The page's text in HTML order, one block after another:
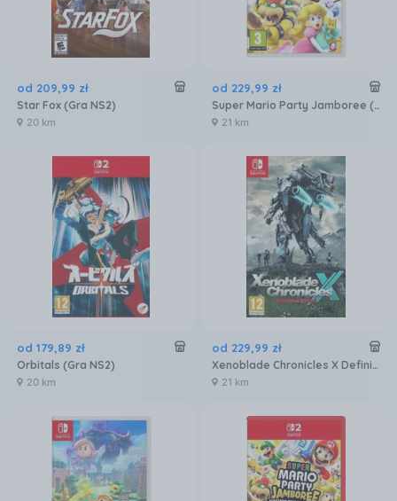
od 209,99 zł
Star Fox (Gra NS2)
20 km
od 229,99 zł
Super Mario Party Jamboree (Gra NS)
21 km
od 179,89 zł
Orbitals (Gra NS2)
20 km
od 229,99 zł
Xenoblade Chronicles X Definitive Edition (Gra NS)
21 km